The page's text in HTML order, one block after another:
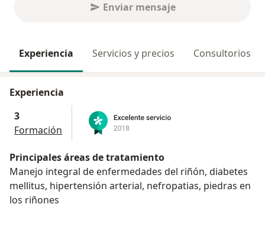
Enviar mensaje
Experiencia Servicios y precios Consultorios
Experiencia
3
Formación
Principales áreas de tratamiento
Manejo integral de enfermedades del riñón, diabetes
mellitus, hipertensión arterial, nefropatias, piedras en
los riñones